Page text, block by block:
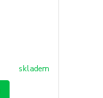
skladem